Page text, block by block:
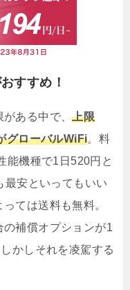
すすめ！
がある中で、上限
グローバルWiFi。料
能機種で1日520円と
最安といってもいい
ては送料も無料。
補償オプションが1
かしそれを凌駕する